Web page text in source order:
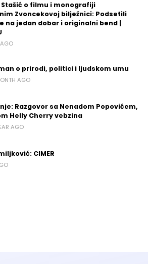
o filmu i monografiji
Zvoncekovoj bilježnici: Podsetili
na jedan dobar i originalni bend |
o prirodi, politici i ljudskom umu
AGO
Razgovor sa Nenadom Popovićem,
Helly Cherry vebzina
AGO
CIMER